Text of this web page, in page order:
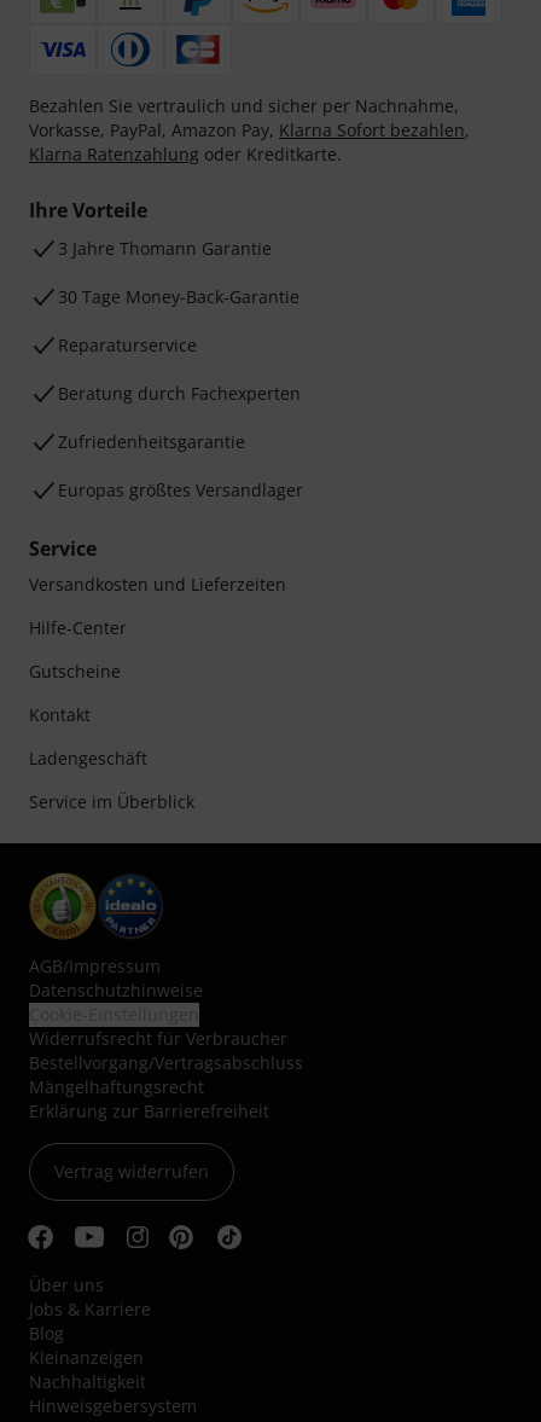
Bezahlen Sie vertraulich und sicher per Nachnahme,
Vorkasse, PayPal, Amazon Pay, Klarna Sofort bezahlen,
Klarna Ratenzahlung oder Kreditkarte.
Ihre Vorteile
3 Jahre Thomann Garantie
30 Tage Money-Back-Garantie
Reparaturservice
Beratung durch Fachexperten
Zufriedenheitsgarantie
Europas größtes Versandlager
Service
Versandkosten und Lieferzeiten
Hilfe-Center
Gutscheine
Kontakt
Ladengeschäft
Service im Überblick
AGB/Impressum
Datenschutzhinweise
Widerrufsrecht für Verbraucher
Bestellvorgang/Vertragsabschluss
Mängelhaftungsrecht
Erklärung zur Barrierefreiheit
Vertrag widerrufen
Über uns
Jobs & Karriere
Blog
Kleinanzeigen
Nachhaltigkeit
Hinweisgebersystem